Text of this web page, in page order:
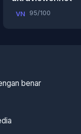
VN 95/100
benar